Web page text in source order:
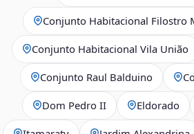
Conjunto Habitacional Filostro
Conjunto Habitacional Vila União
Conjunto Raul Balduino
Dom Pedro II Eldorado